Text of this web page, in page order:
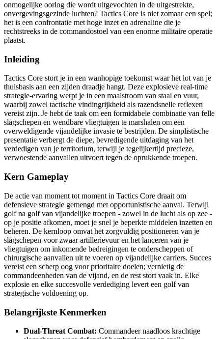
onmogelijke oorlog die wordt uitgevochten in de uitgestrekte,
onvergevingsgezinde luchten? Tactics Core is niet zomaar een spel;
het is een confrontatie met hoge inzet en adrenaline die je
rechtstreeks in de commandostoel van een enorme militaire operatie
plaatst.
Inleiding
Tactics Core stort je in een wanhopige toekomst waar het lot van je
thuisbasis aan een zijden draadje hangt. Deze explosieve real-time
strategie-ervaring werpt je in een maalstroom van staal en vuur,
waarbij zowel tactische vindingrijkheid als razendsnelle reflexen
vereist zijn. Je hebt de taak om een formidabele combinatie van felle
slagschepen en wendbare vliegtuigen te marshalen om een
overweldigende vijandelijke invasie te bestrijden. De simplistische
presentatie verbergt de diepe, bevredigende uitdaging van het
verdedigen van je territorium, terwijl je tegelijkertijd precieze,
verwoestende aanvallen uitvoert tegen de oprukkende troepen.
Kern Gameplay
De actie van moment tot moment in Tactics Core draait om
defensieve strategie gemengd met opportunistische aanval. Terwijl
golf na golf van vijandelijke troepen - zowel in de lucht als op zee -
op je positie afkomen, moet je snel je beperkte middelen inzetten en
beheren. De kernloop omvat het zorgvuldig positioneren van je
slagschepen voor zwaar artillerievuur en het lanceren van je
vliegtuigen om inkomende bedreigingen te onderscheppen of
chirurgische aanvallen uit te voeren op vijandelijke carriers. Succes
vereist een scherp oog voor prioritaire doelen; vernietig de
commandeenheden van de vijand, en de rest stort vaak in. Elke
explosie en elke succesvolle verdediging levert een golf van
strategische voldoening op.
Belangrijkste Kenmerken
Dual-Threat Combat: Commandeer naadloos krachtige